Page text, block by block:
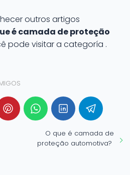
outros artigos
é camada de proteção
pode visitar a categoría .
O que é camada de
proteção automotiva?